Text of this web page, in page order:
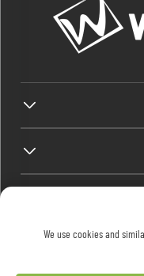
We use cookies and